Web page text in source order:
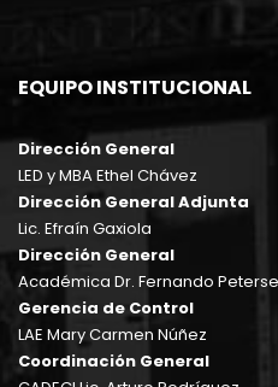
EQUIPO INSTITUCIONAL
Dirección General
LED y MBA Ethel Chávez
Dirección General Adjunta
Lic. Efraín Gaxiola
Dirección General
Académica Dr. Fernando
Gerencia de Control
LAE Mary Carmen Núñez
Coordinación General